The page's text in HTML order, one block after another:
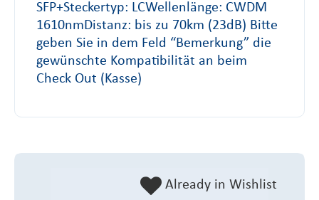
SFP+Steckertyp: LCWellenlänge: CWDM
1610nmDistanz: bis zu 70km (23dB) Bitte
geben Sie in dem Feld “Bemerkung” die
gewünschte Kompatibilität an beim
Check Out (Kasse)
Already in Wishlist